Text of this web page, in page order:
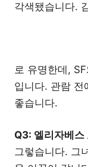
각색됐습니다.
로 유명한데,
입니다. 관람 전
좋습니다.
Q3: 엘리자베스
그렇습니다. 그